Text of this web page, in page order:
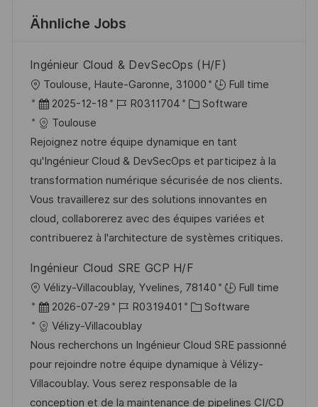
Ähnliche Jobs
Ingénieur Cloud & DevSecOps (H/F)
O
r
t
Toulouse, Haute-Garonne, 31000
Full time
D
a
t
u
m
d
e
r
e
r
ö
f
f
e
n
2025-12-18
J
b
-
I
D
R0311704
K
t
e
g
o
r
i
Software
Toulouse
Rejoignez notre équipe dynamique en tant
qu'Ingénieur Cloud & DevSecOps et participez à la
transformation numérique sécurisée de nos clients.
Vous travaillerez sur des solutions innovantes en
cloud, collaborerez avec des équipes variées et
contribuerez à l'architecture de systèmes critiques.
Ingénieur Cloud SRE GCP H/F
O
r
t
Vélizy-Villacoublay, Yvelines, 78140
Full time
D
a
t
u
m
d
2026-07-29
J
o
b
-
I
D
R0319401
K
t
e
g
o
Software
Vélizy-Villacoublay
Nous recherchons un Ingénieur Cloud SRE passionné
pour rejoindre notre équipe dynamique à Vélizy-
Villacoublay. Vous serez responsable de la
conception et de la maintenance de pipelines CI/CD